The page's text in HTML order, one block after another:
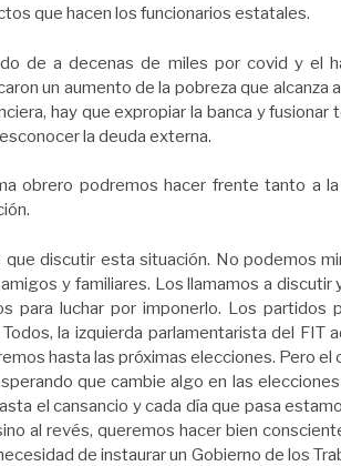
que hacen los funcionarios estatales.
de a decenas de miles por covid y el
un aumento de la pobreza que alcanza
hay que expropiar la banca y
la deuda externa.
obrero podremos hacer frente tanto a la
discutir esta situación. No podemos
y familiares. Los llamamos a discutir
para luchar por imponerlo. Los partidos
la izquierda parlamentarista del FIT
hasta las próximas elecciones. Pero el
que cambie algo en las
el cansancio y cada día que pasa
al revés, queremos hacer bien
de instaurar un Gobierno de los